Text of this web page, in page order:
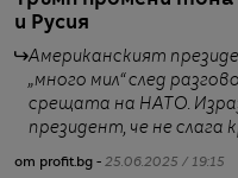
и Русия
Американският
„много мил“ след
срещата на НАТО.
президент, че не слага
от profit.bg - 25.06.2025 / 19:15